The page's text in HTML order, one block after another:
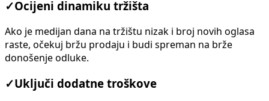
✓Ocijeni dinamiku tržišta
Ako je medijan dana na tržištu nizak i broj novih oglasa
raste, očekuj bržu prodaju i budi spreman na brže
donošenje odluke.
✓Uključi dodatne troškove